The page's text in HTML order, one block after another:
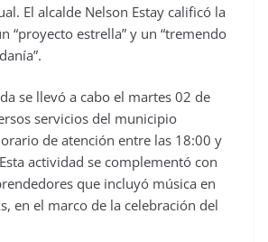
El alcalde Nelson Estay calificó la
“proyecto estrella” y un “tremendo
se llevó a cabo el martes 02 de
servicios del municipio
de atención entre las 18:00 y
actividad se complementó con
que incluyó música en
en el marco de la celebración del